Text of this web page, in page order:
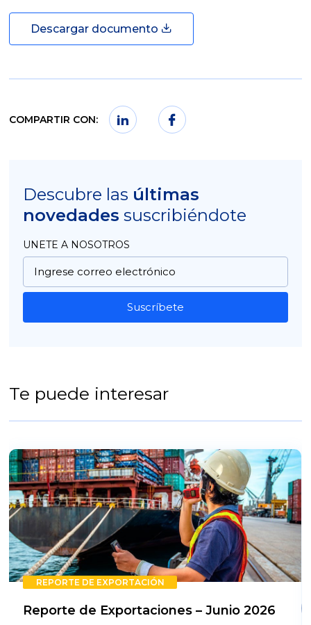
Descargar documento
COMPARTIR CON:
Descubre las últimas
novedades suscribiéndote
UNETE A NOSOTROS
Suscríbete
Te puede interesar
REPORTE DE EXPORTACIÓN
Reporte de Exportaciones – Junio 2026